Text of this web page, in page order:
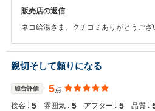
販売店の返信
ネコ給湯さま、クチコミありがとうご
親切そして頼りになる
総合評価 5点
接客 : 5 雰囲気 : 5 アフター : 5 品質 :